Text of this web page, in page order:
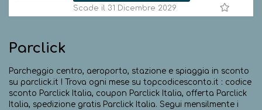
Scade il 31 Dicembre 2029
Parclick
Parcheggio centro, aeroporto, stazione e spiaggia in sconto
su parclick.it ! Trova ogni mese su topcodicesconto.it : codice
sconto Parclick Italia, coupon Parclick Italia, offerta Parclick
Italia, spedizione gratis Parclick Italia. Segui mensilmente i